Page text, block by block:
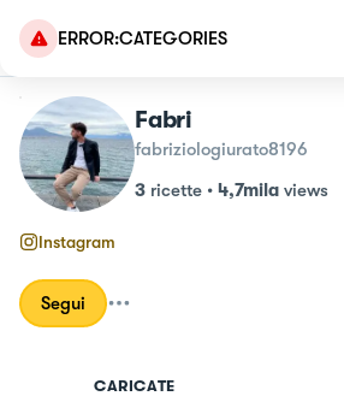
ERROR:CATEGORIES
Fabri
fabriziologiurato8196
3 ricette • 4,7mila views
Instagram
Segui
CARICATE